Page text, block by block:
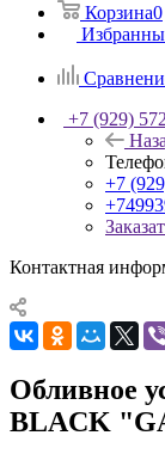
Корзина0
+7 (929)
+7
Контактная
Обливное
BLACK